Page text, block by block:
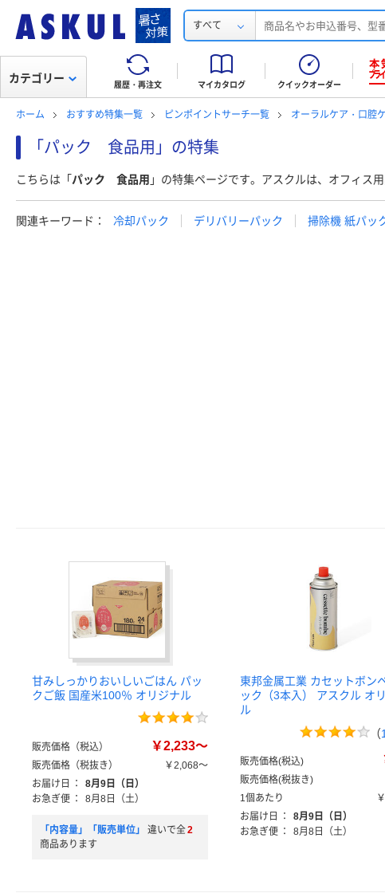
すべて
履歴・再注文 マイカタログ クイックオーダー
カテゴリー
ホーム おすすめ特集一覧 ピンポイントサーチ一覧 オーラルケア・口腔
「パック 食品用」の特集
こちらは「 パック 食品用 」の特集ページです。アスクルは、オフィス
関連キーワード： 冷却パック デリバリーパック 掃除機 紙パッ
甘みしっかりおいしいごはん パッ
クご飯 国産米100％ オリジナル
販売価格（税込） ￥2,233～
販売価格（税抜き）
￥2,068～
お届け日
：
8月9日（日）
お急ぎ便 ： 8月8日（土）
「内容量」「販売単位」 違いで全2
商品あります
東邦金属工業 カセットボン
ック（3本入） アスクル オ
ル
（
販売価格(税込)
販売価格(税抜き)
1個あたり
お届け日
：
8月9日（日）
お急ぎ便 ： 8月8日（土）